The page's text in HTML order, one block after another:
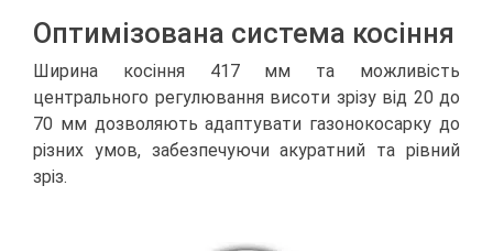
Оптимізована система косіння
Ширина косіння 417 мм та можливість
центрального регулювання висоти зрізу від 20 до
70 мм дозволяють адаптувати газонокосарку до
різних умов, забезпечуючи акуратний та рівний
зріз.